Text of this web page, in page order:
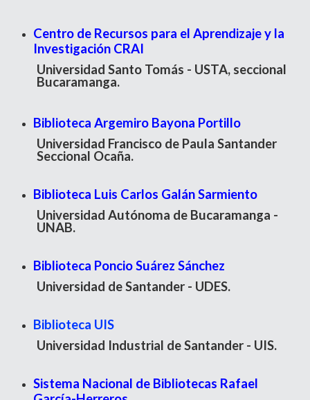
Centro de Recursos para el Aprendizaje y la
Investigación CRAI
Universidad Santo Tomás - USTA, seccional
Bucaramanga.
Biblioteca Argemiro Bayona Portillo
Universidad Francisco de Paula Santander
Seccional Ocaña.
Biblioteca Luis Carlos Galán Sarmiento
Universidad Autónoma de Bucaramanga -
UNAB.
Biblioteca Poncio Suárez Sánchez
Universidad de Santander - UDES.
Biblioteca UIS
Universidad Industrial de Santander - UIS.
Sistema Nacional de Bibliotecas Rafael